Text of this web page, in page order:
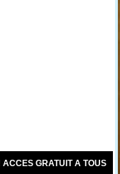
GRATUIT A TOUS